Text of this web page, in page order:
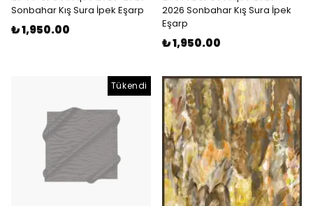
Sonbahar Kış Sura İpek Eşarp
₺ 1,950.00
2026 Sonbahar Kış Sura İpek
Eşarp
₺ 1,950.00
Tükendi